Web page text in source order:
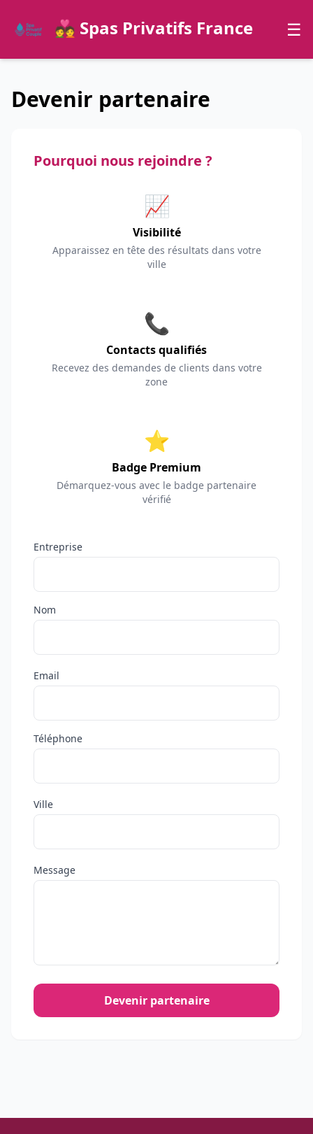
💑 Spas Privatifs France ☰
Devenir partenaire
Pourquoi nous rejoindre ?
📈
Visibilité
Apparaissez en tête des résultats dans votre
ville
📞
Contacts qualifiés
Recevez des demandes de clients dans votre
zone
⭐
Badge Premium
Démarquez-vous avec le badge partenaire
vérifié
Entreprise
Nom
Email
Téléphone
Ville
Message
Devenir partenaire